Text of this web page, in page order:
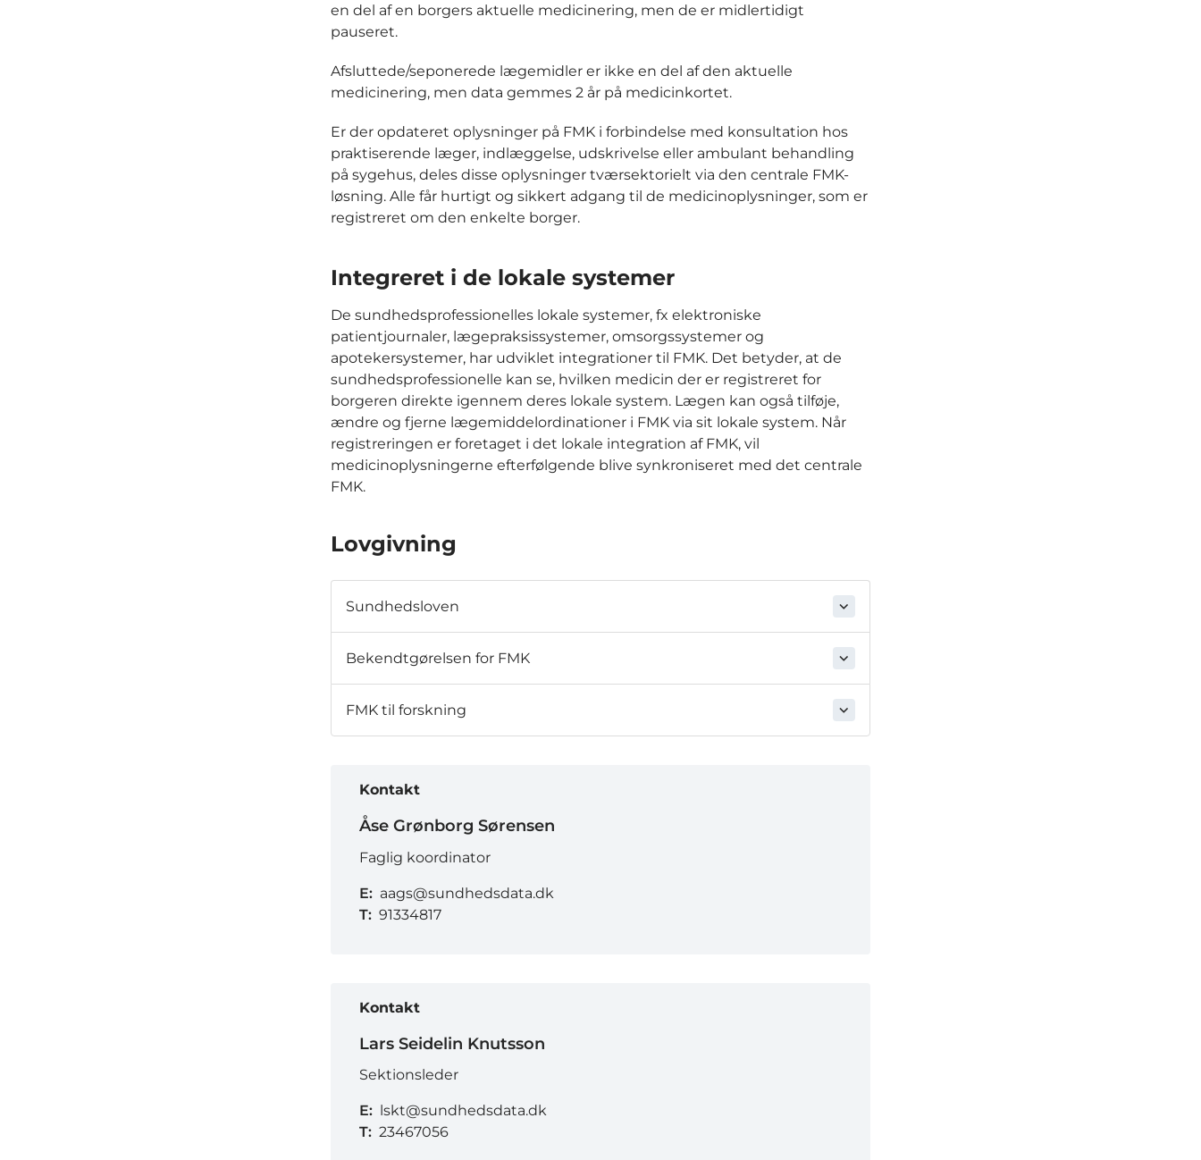
en del af en borgers aktuelle medicinering, men de er midlertidigt
pauseret.
Afsluttede/seponerede lægemidler er ikke en del af den aktuelle
medicinering, men data gemmes 2 år på medicinkortet.
Er der opdateret oplysninger på FMK i forbindelse med konsultation hos
praktiserende læger, indlæggelse, udskrivelse eller ambulant behandling
på sygehus, deles disse oplysninger tværsektorielt via den centrale FMK-
løsning. Alle får hurtigt og sikkert adgang til de medicinoplysninger, som er
registreret om den enkelte borger.
Integreret i de lokale systemer
De sundhedsprofessionelles lokale systemer, fx elektroniske
patientjournaler, lægepraksissystemer, omsorgssystemer og
apotekersystemer, har udviklet integrationer til FMK. Det betyder, at de
sundhedsprofessionelle kan se, hvilken medicin der er registreret for
borgeren direkte igennem deres lokale system. Lægen kan også tilføje,
ændre og fjerne lægemiddelordinationer i FMK via sit lokale system. Når
registreringen er foretaget i det lokale integration af FMK, vil
medicinoplysningerne efterfølgende blive synkroniseret med det centrale
FMK.
Lovgivning
Sundhedsloven
Bekendtgørelsen for FMK
FMK til forskning
Kontakt
Åse Grønborg Sørensen
Faglig koordinator
E: aags@sundhedsdata.dk
T: 91334817
Kontakt
Lars Seidelin Knutsson
Sektionsleder
E:
lskt@sundhedsdata.dk
T: 23467056